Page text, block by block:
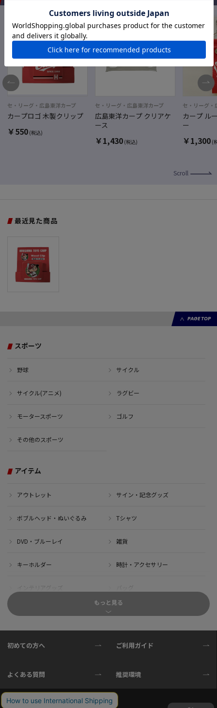
セ・リーグ・広島東洋カープ
カープロゴ 木製クリップ
￥550 (税込)
セ・リーグ・広島東洋カープ
広島東洋カープ クリアケ
ース
￥1,430 (税込)
セ・リーグ・
カープ ル
ー
￥1,300 (
Scroll
最近見た商品
PAGE TOP
スポーツ
野球 サイクル
サイクル(アニメ) ラグビー
モータースポーツ ゴルフ
その他のスポーツ
アイテム
アウトレット サイン・記念グッズ
ボブルヘッド・ぬいぐるみ Tシャツ
DVD・ブルーレイ 雑貨
キーホルダー 時計・アクセサリー
インテリアグッズ
サイクル小物 タオル・ブランケット
もっと見る
初めての方へ ご利用ガイド
よくある質問 推奨環境